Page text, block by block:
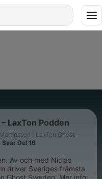
LaxTon Podden
| LaxTon Ghost
Del 16
Av och med Niclas
driver Sveriges främsta
Ghost Sweden. Mer info: